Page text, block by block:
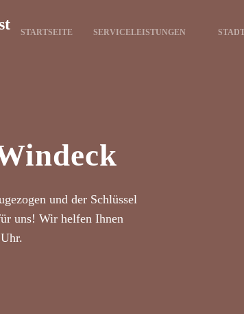
STARTSEITE SERVICELEISTUNGEN
und der Schlüssel
uns! Wir helfen Ihnen